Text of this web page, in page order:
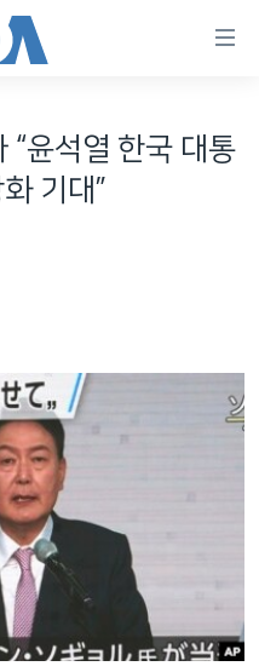
“윤석열 한국 대통
기대”